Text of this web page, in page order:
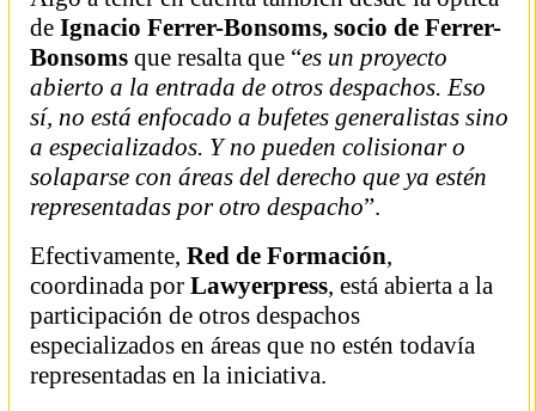
de Ignacio Ferrer-Bonsoms, socio de Ferrer-
Bonsoms que resalta que “es un proyecto
abierto a la entrada de otros despachos. Eso
sí, no está enfocado a bufetes generalistas sino
a especializados. Y no pueden colisionar o
solaparse con áreas del derecho que ya estén
representadas por otro despacho”.
Efectivamente, Red de Formación,
coordinada por Lawyerpress, está abierta a la
participación de otros despachos
especializados en áreas que no estén todavía
representadas en la iniciativa.